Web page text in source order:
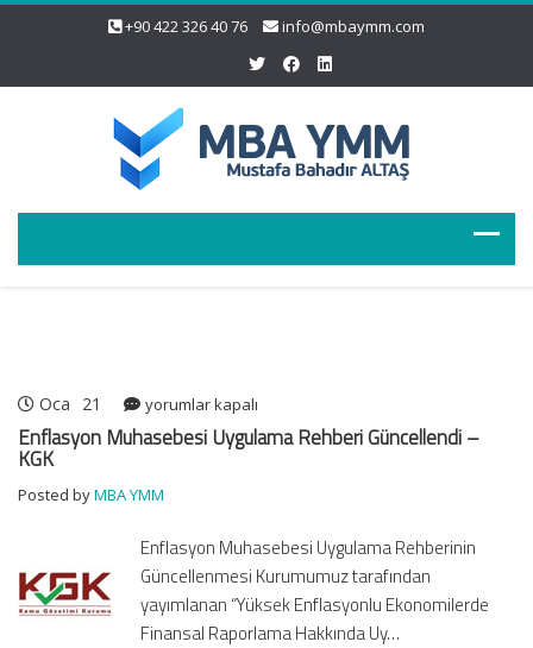
+90 422 326 40 76 info@mbaymm.com
Oca 21
Enflasyon
Muhasebesi
Güncellendi
KGK
için
yorumlar kapalı
Enflasyon Muhasebesi Uygulama Rehberi Güncellendi –
KGK
Posted byMBA YMM
Enflasyon Muhasebesi Uygulama Rehberinin
Güncellenmesi Kurumumuz tarafından
yayımlanan “Yüksek Enflasyonlu Ekonomilerde
Finansal Raporlama Hakkında Uy…